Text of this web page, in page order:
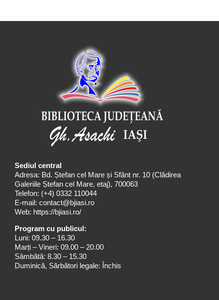
Sediul central
Adresa: Bd. Ștefan cel Mare și Sfânt nr. 10 (Clădirea
Galeriile Ștefan cel Mare, etaj), 700063
Telefon: (+4) 0332 110044
E-mail: contact@bjiasi.ro
Web: https://bjiasi.ro/
Program cu publicul:
Luni: 09.30 – 16.30
Marți – Vineri: 09.00 – 20.00
Sâmbătă: 8.30 – 15.30
Duminică, Sărbători legale: Închis